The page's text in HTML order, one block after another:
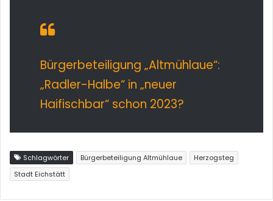
Bürgerbeteiligung „Altmühlaue“:
„Radler-Halbe“ in „neuer
Haifischbar“ schon 2023?
Schlagwörter Bürgerbeteiligung Altmühlaue
Herzogsteg
Stadt Eichstätt